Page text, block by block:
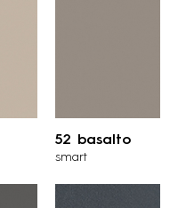
52 basalto
smart